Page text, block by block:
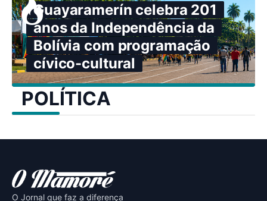
Guayaramerín celebra 201
anos da Independência da
Bolívia com programação
cívico-cultural
POLÍTICA
O Jornal que faz a diferença